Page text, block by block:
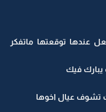
عندها توقعتها ماتفكر
يبارك فيك
تشوف عيال اخوها